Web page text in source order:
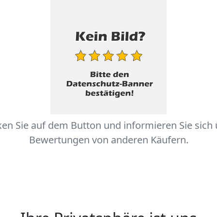
Sie auf dem Button und informieren Sie sich
Bewertungen von anderen Käufern.